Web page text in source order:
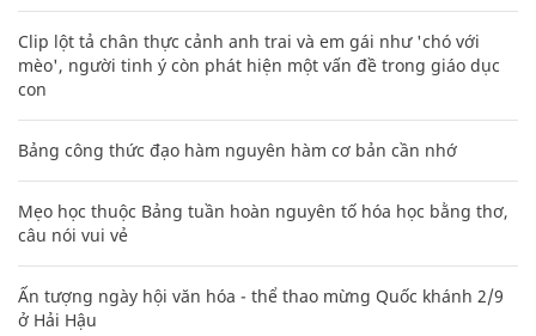
Clip lột tả chân thực cảnh anh trai và em gái như 'chó với
mèo', người tinh ý còn phát hiện một vấn đề trong giáo dục
con
Bảng công thức đạo hàm nguyên hàm cơ bản cần nhớ
Mẹo học thuộc Bảng tuần hoàn nguyên tố hóa học bằng thơ,
câu nói vui vẻ
Ấn tượng ngày hội văn hóa - thể thao mừng Quốc khánh 2/9
ở Hải Hậu